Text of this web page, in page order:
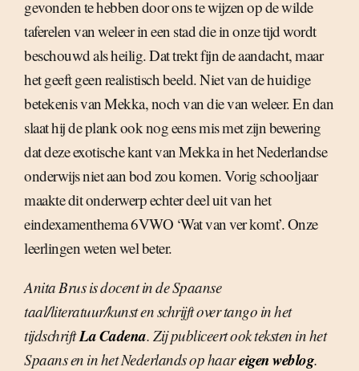
gevonden te hebben door ons te wijzen op de wilde
taferelen van weleer in een stad die in onze tijd wordt
beschouwd als heilig. Dat trekt fijn de aandacht, maar
het geeft geen realistisch beeld. Niet van de huidige
betekenis van Mekka, noch van die van weleer. En dan
slaat hij de plank ook nog eens mis met zijn bewering
dat deze exotische kant van Mekka in het Nederlandse
onderwijs niet aan bod zou komen. Vorig schooljaar
maakte dit onderwerp echter deel uit van het
eindexamenthema 6VWO ‘Wat van ver komt’. Onze
leerlingen weten wel beter.
Anita Brus is docent in de Spaanse
taal/literatuur/kunst en schrijft over tango in het
tijdschriftLa Cadena. Zij publiceert ook teksten in het
Spaans en in het Nederlands op haareigen weblog.